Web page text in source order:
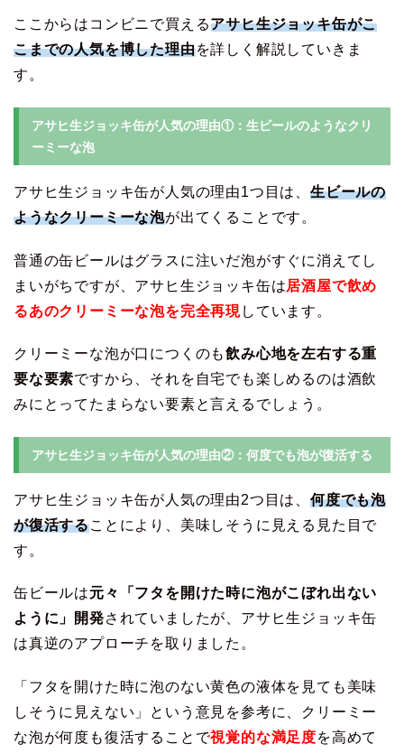
ここからはコンビニで買えるアサヒ生ジョッキ缶がこ
こまでの人気を博した理由を詳しく解説していきま
す。
アサヒ生ジョッキ缶が人気の理由①：生ビールのようなクリ
ーミーな泡
アサヒ生ジョッキ缶が人気の理由1つ目は、 生ビールの
ようなクリーミーな泡が出てくることです。
普通の缶ビールはグラスに注いだ泡がすぐに消えてし
まいがちですが、アサヒ生ジョッキ缶は居酒屋で飲め
るあのクリーミーな泡を完全再現しています。
クリーミーな泡が口につくのも飲み心地を左右する重
要な要素ですから、それを自宅でも楽しめるのは酒飲
みにとってたまらない要素と言えるでしょう。
アサヒ生ジョッキ缶が人気の理由②：何度でも泡が復活する
アサヒ生ジョッキ缶が人気の理由2つ目は、 何度でも泡
が復活することにより、美味しそうに見える見た目で
す。
缶ビールは元々「フタを開けた時に泡がこぼれ出ない
ように」開発されていましたが、アサヒ生ジョッキ缶
は真逆のアプローチを取りました。
「フタを開けた時に泡のない黄色の液体を見ても美味
しそうに見えない」という意見を参考に、クリーミー
な泡が何度も復活することで視覚的な満足度を高めて